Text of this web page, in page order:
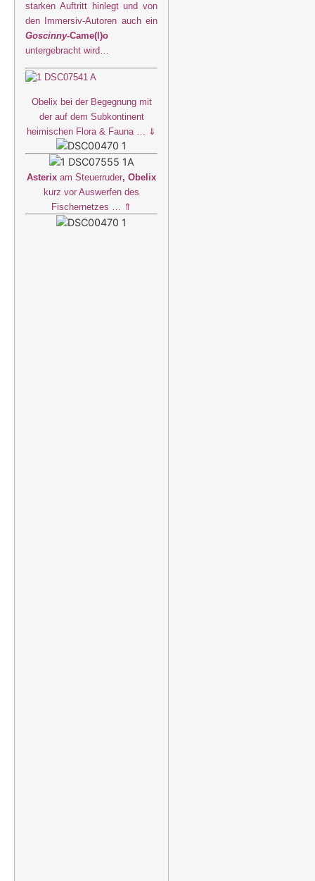
starken Auftritt hinlegt und von
den Immersiv-Autoren auch ein
Goscinny-Came(l)o
untergebracht wird…
Obelix bei der Begegnung mit
der auf dem Subkontinent
heimischen Flora & Fauna … ⇓
Asterix am Steuerruder, Obelix
kurz vor Auswerfen des
Fischernetzes … ⇑